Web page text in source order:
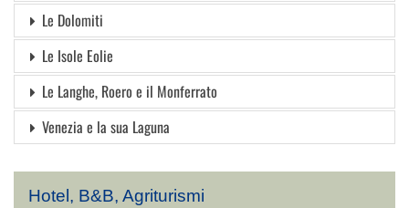
Le Dolomiti
Le Isole Eolie
Le Langhe, Roero e il Monferrato
Venezia e la sua Laguna
Hotel, B&B, Agriturismi